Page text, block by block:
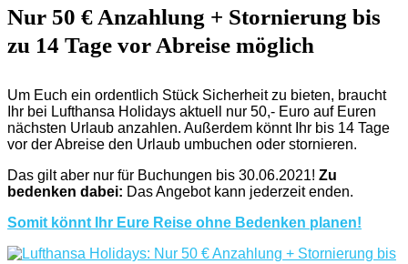
Nur 50 € Anzahlung + Stornierung bis
zu 14 Tage vor Abreise möglich
Um Euch ein ordentlich Stück Sicherheit zu bieten, braucht
Ihr bei Lufthansa Holidays aktuell nur 50,- Euro auf Euren
nächsten Urlaub anzahlen. Außerdem könnt Ihr bis 14 Tage
vor der Abreise den Urlaub umbuchen oder stornieren.
Das gilt aber nur für Buchungen bis 30.06.2021! Zu
bedenken dabei: Das Angebot kann jederzeit enden.
Somit könnt Ihr Eure Reise ohne Bedenken planen!